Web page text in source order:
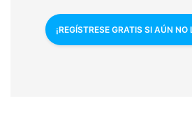
¡REGÍSTRESE GRATIS SI AÚN